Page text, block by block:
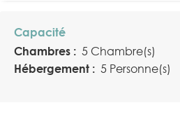
Capacité
Chambres : 5 Chambre(s)
Hébergement : 5 Personne(s)